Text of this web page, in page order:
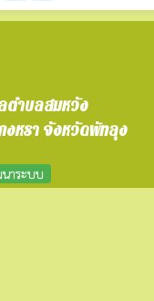
ตำบลสมหวัง
งหรา จังหวัดพัทลุง
าระบบ